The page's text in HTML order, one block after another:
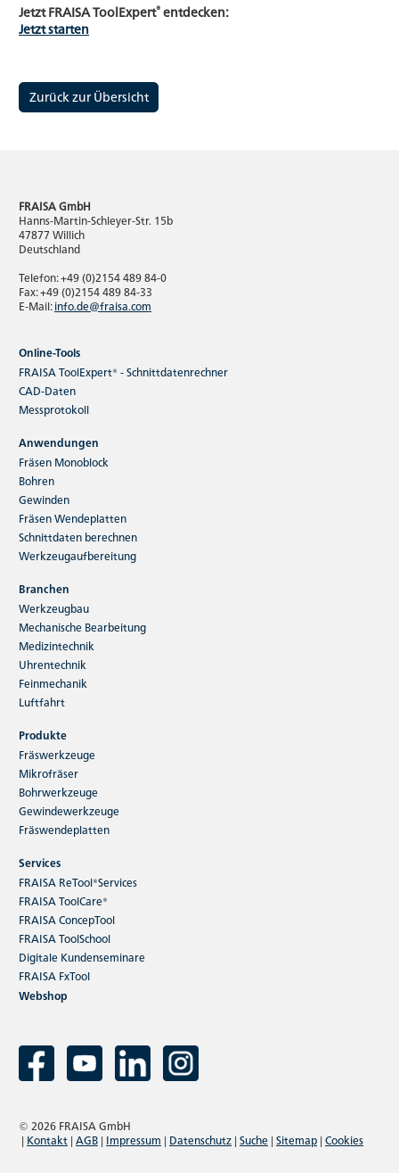
Jetzt FRAISA ToolExpert® entdecken:
Jetzt starten
Zurück zur Übersicht
FRAISA GmbH
Hanns-Martin-Schleyer-Str. 15b
47877 Willich
Deutschland
Telefon: +49 (0)2154 489 84-0
Fax: +49 (0)2154 489 84-33
E-Mail:info.de@fraisa.com
Online-Tools
FRAISA ToolExpert® - Schnittdatenrechner
CAD-Daten
Messprotokoll
Anwendungen
Fräsen Monoblock
Bohren
Gewinden
Fräsen Wendeplatten
Schnittdaten berechnen
Werkzeugaufbereitung
Branchen
Werkzeugbau
Mechanische Bearbeitung
Medizintechnik
Uhrentechnik
Feinmechanik
Luftfahrt
Produkte
Fräswerkzeuge
Mikrofräser
Bohrwerkzeuge
Gewindewerkzeuge
Fräswendeplatten
Services
FRAISA ReTool®Services
FRAISA ToolCare®
FRAISA ConcepTool
FRAISA ToolSchool
Digitale Kundenseminare
FRAISA FxTool
Webshop
© 2026 FRAISA GmbH
| Kontakt | AGB | Impressum | Datenschutz | Suche | Sitemap | Cookies